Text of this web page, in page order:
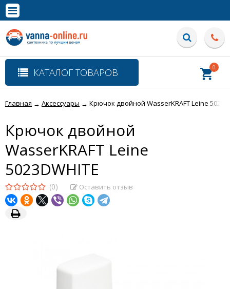
Полная версия сайта
КАТАЛОГ ТОВАРОВ 0
Главная → Аксессуары → Крючок двойной WasserKRAFT Leine
Крючок двойной
WasserKRAFT Leine
5023DWHITE
(0) Оставить отзыв